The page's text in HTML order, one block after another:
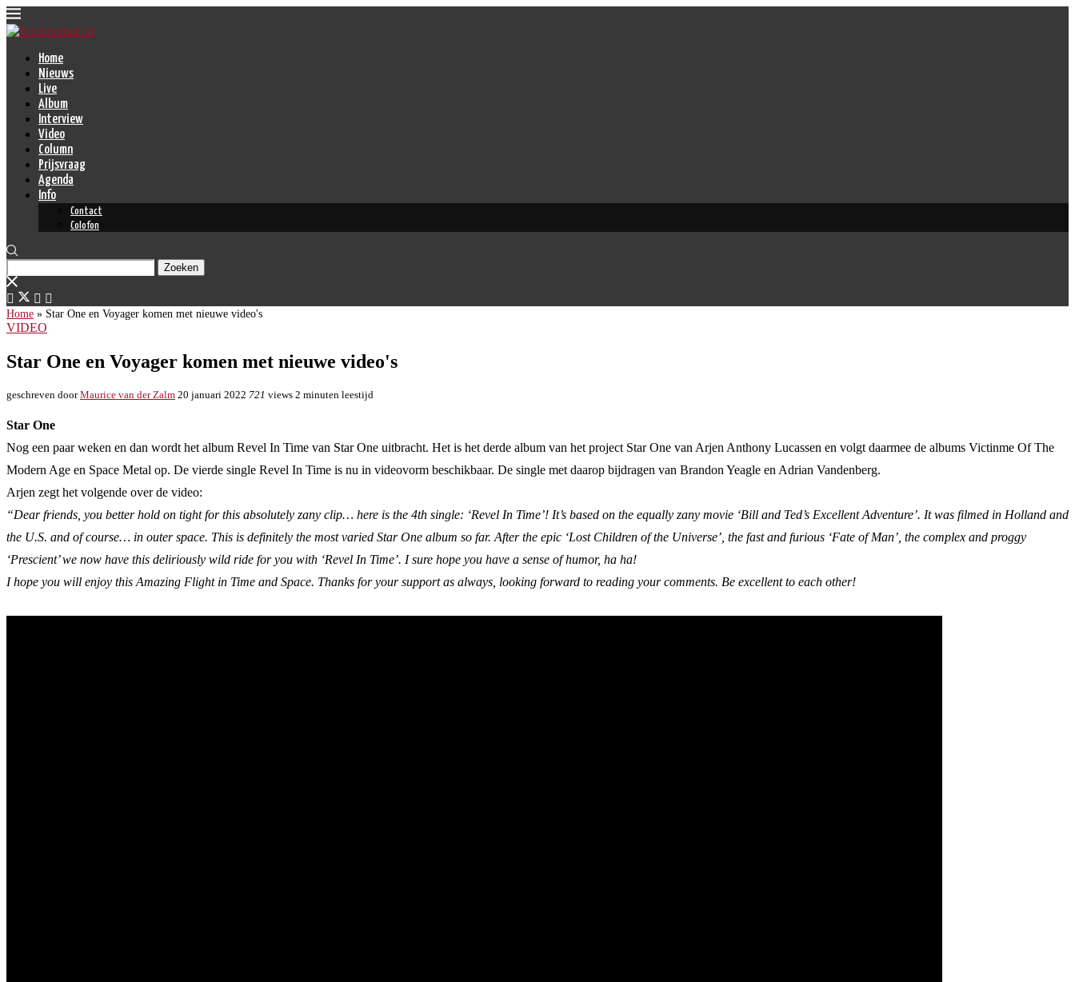
Home
Nieuws
Live
Album
Interview
Video
Column
Prijsvraag
Agenda
Info
Contact
Colofon
Zoeken
Home » Star One en Voyager komen met nieuwe video's
VIDEO
Star One en Voyager komen met nieuwe video's
geschreven doorMaurice van der Zalm 20 januari 2022 721 views 2 minuten leestijd
Star One
Nog een paar weken en dan wordt het album Revel In Time van Star One uitbracht. Het is het derde album van het project Star One van Arjen Anthony Lucassen en volgt daarmee de albums Victinme Of The
Modern Age en Space Metal op. De vierde single Revel In Time is nu in videovorm beschikbaar. De single met daarop bijdragen van Brandon Yeagle en Adrian Vandenberg.
Arjen zegt het volgende over de video:
“Dear friends, you better hold on tight for this absolutely zany clip… here is the 4th single: ‘Revel In Time’! It’s based on the equally zany movie ‘Bill and Ted’s Excellent Adventure’. It was filmed in Holland and
the U.S. and of course… in outer space. This is definitely the most varied Star One album so far. After the epic ‘Lost Children of the Universe’, the fast and furious ‘Fate of Man’, the complex and proggy
‘Prescient’ we now have this deliriously wild ride for you with ‘Revel In Time’. I sure hope you have a sense of humor, ha ha!
I hope you will enjoy this Amazing Flight in Time and Space. Thanks for your support as always, looking forward to reading your comments. Be excellent to each other!